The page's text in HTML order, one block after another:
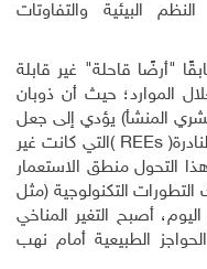
والتفاوتات
غير قابلة
حيث أن ذوبان
يؤدي إلى جعل
(التي كانت غير
الاستعمار
(مثل
التغير المناخي
أمام نهب